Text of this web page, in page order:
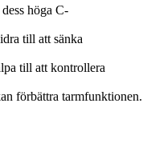
höga C-
till att sänka
till att kontrollera
förbättra tarmfunktionen.